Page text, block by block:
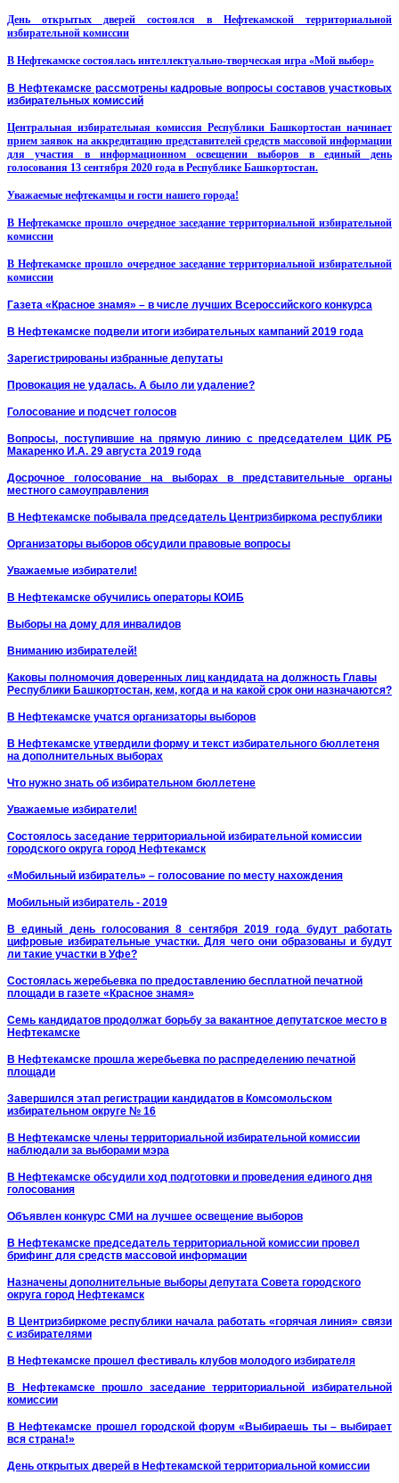
День открытых дверей состоялся в Нефтекамской территориальной
избирательной комиссии
В Нефтекамске состоялась интеллектуально-творческая игра «Мой выбор»
В Нефтекамске рассмотрены кадровые вопросы составов участковых
избирательных комиссий
Центральная избирательная комиссия Республики Башкортостан начинает
прием заявок на аккредитацию представителей средств массовой информации
для участия в информационном освещении выборов в единый день
голосования 13 сентября 2020 года в Республике Башкортостан.
Уважаемые нефтекамцы и гости нашего города!
В Нефтекамске прошло очередное заседание территориальной избирательной
комиссии
В Нефтекамске прошло очередное заседание территориальной избирательной
комиссии
Газета «Красное знамя» – в числе лучших Всероссийского конкурса
В Нефтекамске подвели итоги избирательных кампаний 2019 года
Зарегистрированы избранные депутаты
Провокация не удалась. А было ли удаление?
Голосование и подсчет голосов
Вопросы, поступившие на прямую линию с председателем ЦИК РБ
Макаренко И.А. 29 августа 2019 года
Досрочное голосование на выборах в представительные органы
местного самоуправления
В Нефтекамске побывала председатель Центризбиркома республики
Организаторы выборов обсудили правовые вопросы
Уважаемые избиратели!
В Нефтекамске обучились операторы КОИБ
Выборы на дому для инвалидов
Вниманию избирателей!
Каковы полномочия доверенных лиц кандидата на должность Главы
Республики Башкортостан, кем, когда и на какой срок они назначаются?
В Нефтекамске учатся организаторы выборов
В Нефтекамске утвердили форму и текст избирательного бюллетеня
на дополнительных выборах
Что нужно знать об избирательном бюллетене
Уважаемые избиратели!
Состоялось заседание территориальной избирательной комиссии
городского округа город Нефтекамск
«Мобильный избиратель» – голосование по месту нахождения
Мобильный избиратель - 2019
В единый день голосования 8 сентября 2019 года будут работать
цифровые избирательные участки. Для чего они образованы и будут
ли такие участки в Уфе?
Состоялась жеребьевка по предоставлению бесплатной печатной
площади в газете «Красное знамя»
Семь кандидатов продолжат борьбу за вакантное депутатское место в
Нефтекамске
В Нефтекамске прошла жеребьевка по распределению печатной
площади
Завершился этап регистрации кандидатов в Комсомольском
избирательном округе № 16
В Нефтекамске члены территориальной избирательной комиссии
наблюдали за выборами мэра
В Нефтекамске обсудили ход подготовки и проведения единого дня
голосования
Объявлен конкурс СМИ на лучшее освещение выборов
В Нефтекамске председатель территориальной комиссии провел
брифинг для средств массовой информации
Назначены дополнительные выборы депутата Совета городского
округа город Нефтекамск
В Центризбиркоме республики начала работать «горячая линия» связи
с избирателями
В Нефтекамске прошел фестиваль клубов молодого избирателя
В Нефтекамске прошло заседание территориальной избирательной
комиссии
В Нефтекамске прошел городской форум «Выбираешь ты – выбирает
вся страна!»
День открытых дверей в Нефтекамской территориальной комиссии